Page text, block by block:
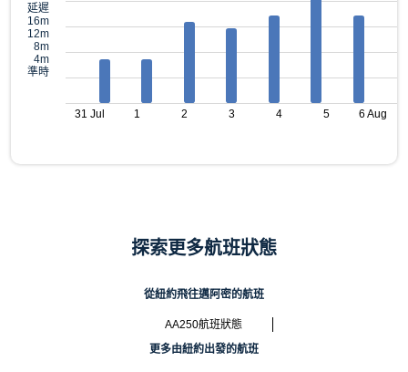
延遲
16m
12m
8m
4m
準時
31 Jul 1 2 3 4 5 6 Aug
探索更多航班狀態
從紐約飛往邁阿密的航班
AA250航班狀態
更多由紐約出發的航班